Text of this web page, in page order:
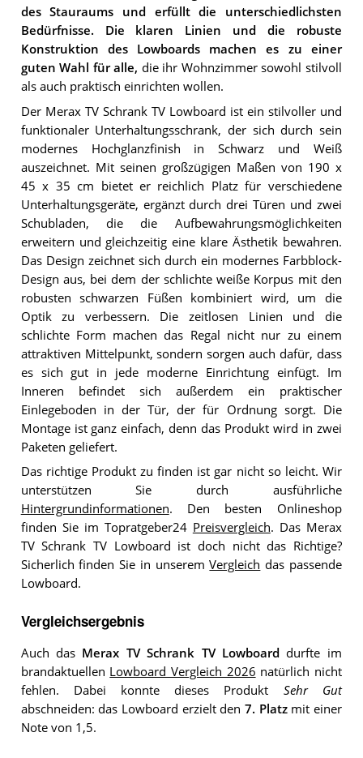
des Stauraums und erfüllt die unterschiedlichsten
Bedürfnisse.
Die klaren Linien und die robuste
Konstruktion des Lowboards machen es zu einer
guten Wahl für alle, die ihr Wohnzimmer sowohl stilvoll
als auch praktisch einrichten wollen.
Der Merax TV Schrank TV Lowboard ist ein stilvoller und
funktionaler Unterhaltungsschrank, der sich durch sein
modernes Hochglanzfinish in Schwarz und Weiß
auszeichnet. Mit seinen großzügigen Maßen von 190 x
45 x 35 cm bietet er reichlich Platz für verschiedene
Unterhaltungsgeräte, ergänzt durch drei Türen und zwei
Schubladen, die die Aufbewahrungsmöglichkeiten
erweitern und gleichzeitig eine klare Ästhetik bewahren.
Das Design zeichnet sich durch ein modernes Farbblock-
Design aus, bei dem der schlichte weiße Korpus mit den
robusten schwarzen Füßen kombiniert wird, um die
Optik zu verbessern. Die zeitlosen Linien und die
schlichte Form machen das Regal nicht nur zu einem
attraktiven Mittelpunkt, sondern sorgen auch dafür, dass
es sich gut in jede moderne Einrichtung einfügt. Im
Inneren befindet sich außerdem ein praktischer
Einlegeboden in der Tür, der für Ordnung sorgt. Die
Montage ist ganz einfach, denn das Produkt wird in zwei
Paketen geliefert.
Das richtige Produkt zu finden ist gar nicht so leicht. Wir
unterstützen Sie durch ausführliche
Hintergrundinformationen. Den besten Onlineshop
finden Sie im Topratgeber24 Preisvergleich. Das Merax
TV Schrank TV Lowboard ist doch nicht das Richtige?
Sicherlich finden Sie in unseremVergleich das passende
Lowboard.
Vergleichsergebnis
Auch das Merax TV Schrank TV Lowboard durfte im
brandaktuellen Lowboard Vergleich 2026 natürlich nicht
fehlen. Dabei konnte dieses Produkt Sehr Gut
abschneiden: das Lowboard erzielt den 7. Platzmit einer
Note von 1,5.